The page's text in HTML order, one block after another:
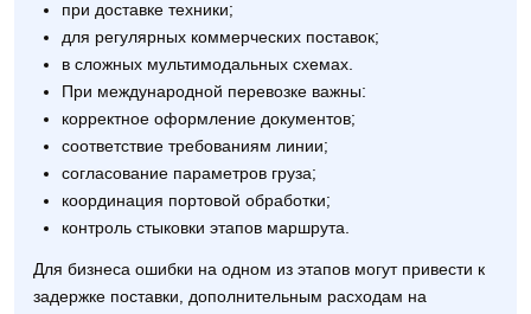
при доставке техники;
для регулярных коммерческих поставок;
в сложных мультимодальных схемах.
При международной перевозке важны:
корректное оформление документов;
соответствие требованиям линии;
согласование параметров груза;
координация портовой обработки;
контроль стыковки этапов маршрута.
Для бизнеса ошибки на одном из этапов могут привести к
задержке поставки, дополнительным расходам на